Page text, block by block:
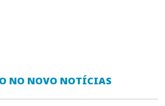
NO NOVO NOTÍCIAS